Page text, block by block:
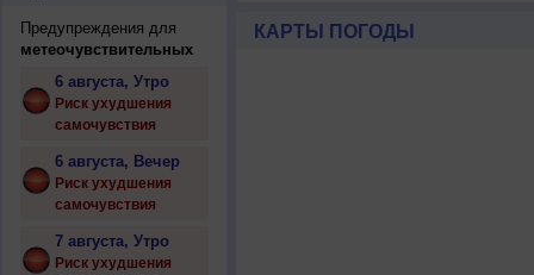
Предупреждения для
метеочувствительных
6 августа, Утро
Риск ухудшения
самочувствия
6 августа, Вечер
Риск ухудшения
самочувствия
7 августа, Утро
Риск ухудшения
КАРТЫ ПОГОДЫ